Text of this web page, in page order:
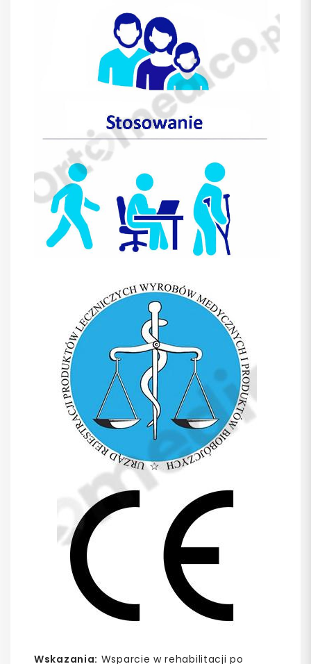
Wskazania: Wsparcie w rehabilitacji po